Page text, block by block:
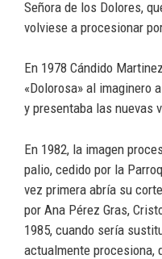
Señora de los Dolores,
volviese a procesionar
En 1978 Cándido
«Dolorosa» al imaginero
y presentaba las nuevas
En 1982, la imagen
palio, cedido por la
vez primera abría su
por Ana Pérez Gras,
1985, cuando sería
actualmente procesiona,